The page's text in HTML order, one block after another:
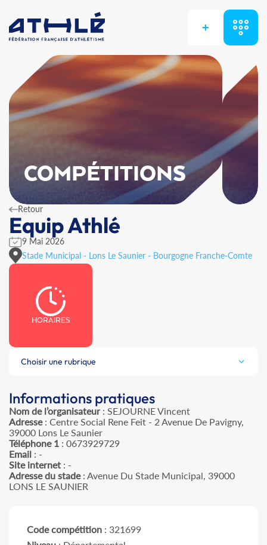
+
COMPÉTITIONS
Retour
Equip Athlé
9 Mai 2026
Stade Municipal - Lons Le Saunier - Bourgogne Franche-Comte
HORAIRES
Choisir une rubrique
Informations pratiques
Nom de l’organisateur: SEJOURNE Vincent
Adresse: Centre Social Rene Feit - 2 Avenue De Pavigny,
39000 Lons Le Saunier
Téléphone 1 : 0673929729
Email : -
Site internet : -
Adresse du stade: Avenue Du Stade Municipal, 39000
LONS LE SAUNIER
Code compétition : 321699